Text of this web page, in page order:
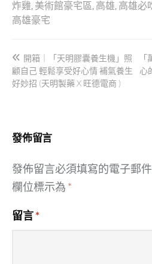
炸雞 美術館豪宅區 高雄 高雄必
高雄豪宅
文
章
導
開箱｜「天明膠囊養生機」照
顧自己 輕鬆享受好心情 補氣養生
好妙招 (天明製藥 X 旺德電商 )
心
發佈留言
發佈留言必須填寫的電子郵
欄位標示為 *
留言*